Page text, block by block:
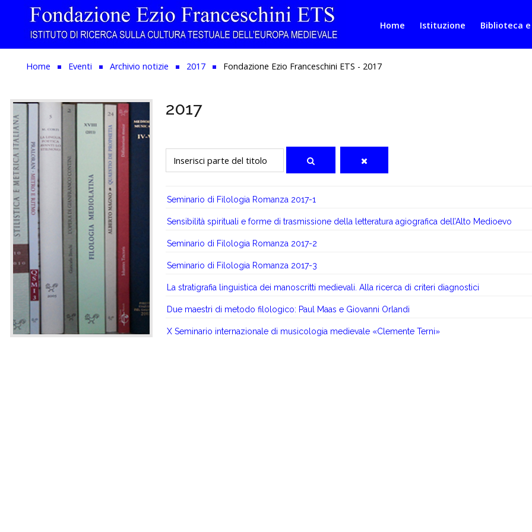
Home
Biblioteca e Archivio
Ricerca
Pubblicazioni
Formazione
Eventi
Home Istituzione Biblioteca
Home Eventi Archivio notizie 2017 Fondazione Ezio Franceschini ETS - 2017
2017
Inserisci parte del titolo
Seminario di Filologia Romanza 2017-1
Sensibilità spirituali e forme di trasmissione della letteratura agiografica dell’Alto Medioevo
Seminario di Filologia Romanza 2017-2
Seminario di Filologia Romanza 2017-3
La stratigrafia linguistica dei manoscritti medievali. Alla ricerca di criteri diagnostici
Due maestri di metodo filologico: Paul Maas e Giovanni Orlandi
X Seminario internazionale di musicologia medievale «Clemente Terni»